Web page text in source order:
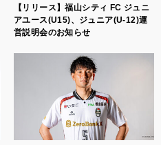
【リリース】福山シティ FC ジュニ
アユース(U15)、ジュニア(U-12)運
営説明会のお知らせ